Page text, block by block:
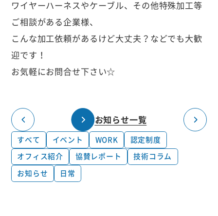
すべて イベント WORK
認定制度
オフィス紹介
協賛レポート
技術コラム
お知らせ
日常
ワイヤーハーネスやケーブル、その他特殊加工等
ご相談がある企業様、
こんな加工依頼があるけど大丈夫？などでも大歓
迎です！
お気軽にお問合せ下さい☆
お知らせ一覧